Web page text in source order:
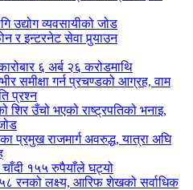
उद्योग व्यवसायीको जोड
र इन्टरनेट सेवा पुर्‍याउन
६ अर्ब २६ करोडमाथि
समीक्षा गर्न प्रचण्डको आग्रह, वाम
प्रश्न
शिर उँचो भएको राष्ट्रपतिको भनाइ,
प्रमुख राजमार्ग अवरुद्ध, यात्रा अघि
१५५ रुपैयाँले घट्यो
रनको लक्ष्य, आरिफ शेखको सर्वाधिक